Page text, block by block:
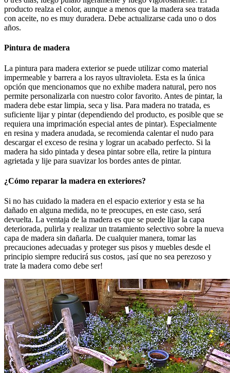
producto realza el color, aunque a menos que la madera sea tratada
con aceite, no es muy duradera. Debe actualizarse cada uno o dos
años.
Pintura de madera
La pintura para madera exterior se puede utilizar como material
impermeable y barrera a los rayos ultravioleta. Esta es la única
opción que mencionamos que no exhibe madera natural, pero nos
permite personalizarla con nuestro color favorito. Antes de pintar, la
madera debe estar limpia, seca y lisa. Para madera no tratada, es
suficiente lijar y pintar (dependiendo del producto, es posible que se
requiera una imprimación especial antes de pintar). Especialmente
en resina y madera anudada, se recomienda calentar el nudo para
descargar el exceso de resina y lograr un acabado perfecto. Si la
madera ha sido pintada y desea pintar sobre ella, retire la pintura
agrietada y lije para suavizar los bordes antes de pintar.
¿Cómo reparar la madera en exteriores?
Si no has cuidado la madera en el espacio exterior y esta se ha
dañado en alguna medida, no te preocupes, en este caso, será
devuelta. La ventaja de la madera es que se puede lijar la capa
deteriorada, pulirla y realizar un tratamiento selectivo sobre la nueva
capa de madera sin dañarla. De cualquier manera, tomar las
precauciones adecuadas y proteger sus pisos y muebles desde el
principio siempre reducirá sus costos, ¡así que no sea perezoso y
trate la madera como debe ser!